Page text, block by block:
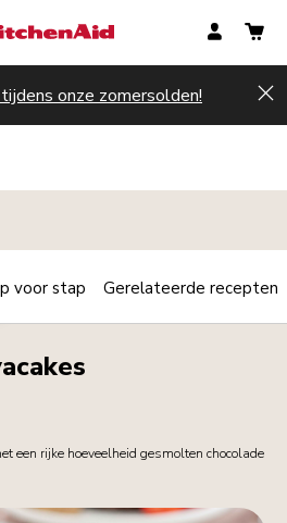
onze zomersolden!
Print
een rijke hoeveelheid gesmolten chocolade
voor stap Gerelateerde recepten